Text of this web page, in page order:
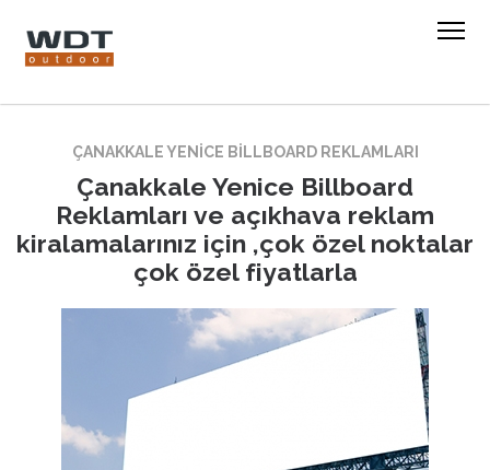
ÇANAKKALE YENICE BILLBOARD REKLAMLARI
Çanakkale Yenice Billboard
Reklamları ve açıkhava reklam
kiralamalarınız için ,çok özel noktalar
çok özel fiyatlarla